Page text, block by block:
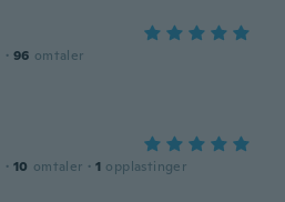
· 96 omtaler
· 10 omtaler · 1 opplastinger